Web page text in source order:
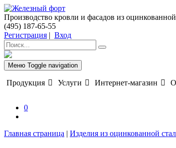
Производство кровли и фасадов из
(495) 187-65-55
Регистрация | Вход
Меню Toggle navigation
Продукция Услуги Интернет-магазин
0
Главная страница | Изделия из оцинкованной